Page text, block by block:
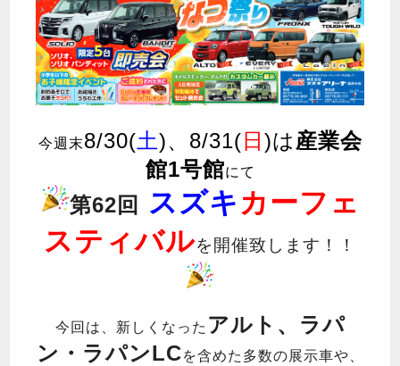
今週末8/30(土)、8/31(日)は産業会
館1号館にて
第62回 スズキ カーフェ
スティバルを開催致します！！
今回は、新しくなった アルト、ラパ
ン・ラパンLCを含めた多数の展示車や、